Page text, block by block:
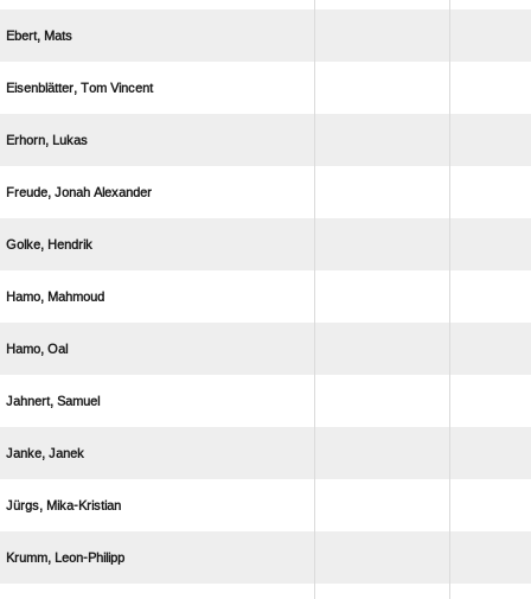
 
  
 
  
 
 
 
 
 
 
 